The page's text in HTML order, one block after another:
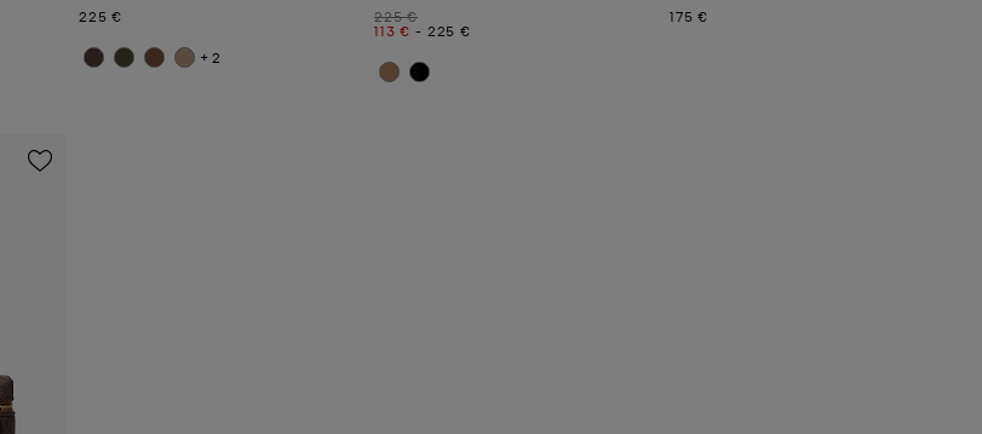
Prezzo attuale
225 €
+2
Prezzo iniziale
225 €
Prezzo attuale
113 € -
a Prezzo attuale
225 €
Prezzo attuale
175 €